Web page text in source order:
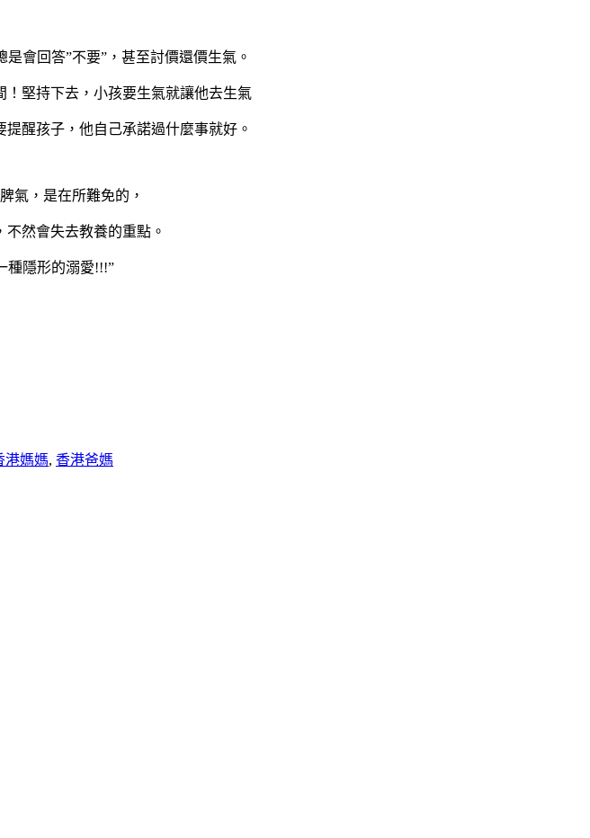
會回答”不要”，甚至討價還價生氣。
堅持下去，小孩要生氣就讓他去生氣
醒孩子，他自己承諾過什麼事就好。
氣，是在所難免的，
然會失去教養的重點。
種隱形的溺愛!!!”
港媽媽, 香港爸媽